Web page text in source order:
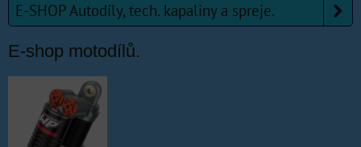
E-SHOP Autodíly, tech. kapaliny a spreje.
E-shop motodílů.